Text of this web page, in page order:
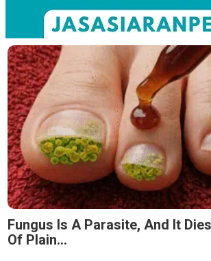
Fungus Is A Parasite, And It
Of Plain...